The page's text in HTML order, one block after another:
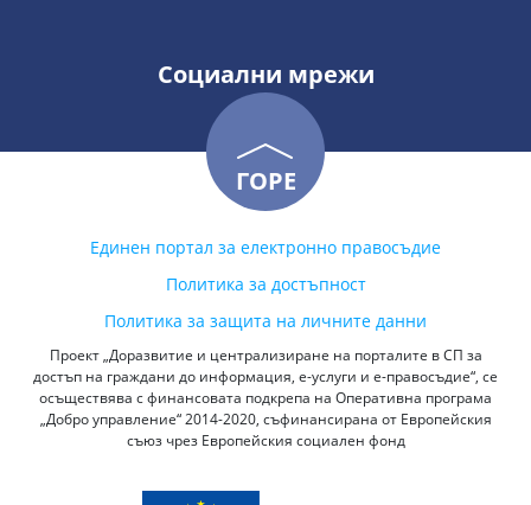
Социални мрежи
ГОРЕ
Единен портал за електронно правосъдие
Политика за достъпност
Политика за защита на личните данни
Проект „Доразвитие и централизиране на порталите в СП за
достъп на граждани до информация, е-услуги и е-правосъдие“, се
осъществява с финансовата подкрепа на Оперативна програма
„Добро управление“ 2014-2020, съфинансирана от Европейския
съюз чрез Европейския социален фонд